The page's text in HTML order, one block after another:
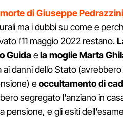
morte di Giuseppe Pedrazzini
ma i dubbi su come e
l'11 maggio 2022 restano.
Guidaela moglie Marta
danni dello Stato
eoccultamento di
segregato l'anziano in
pensione, e gli esiti